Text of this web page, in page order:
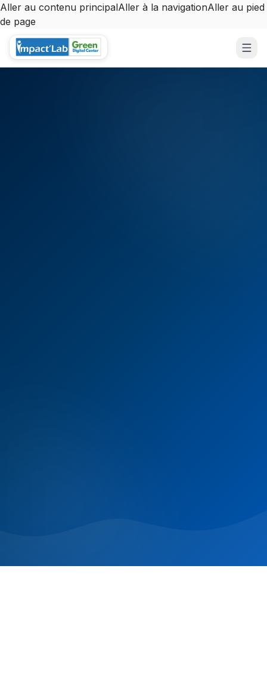
Aller au contenu principalAller à la navigationAller au pied
de page
Aller au contenu principal